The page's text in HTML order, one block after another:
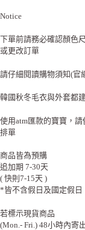
Notice
下單前請務必確認顏色
或更改訂單
請仔細閱讀購物須知(官
韓國秋冬毛衣與外套都
使用atm匯款的寶寶，
排單
商品皆為預購
追加期 7-30天
( 快則7-15天 )
*皆不含假日及國定假日
若標示現貨商品
(Mon.- Fri.) 48小時內寄